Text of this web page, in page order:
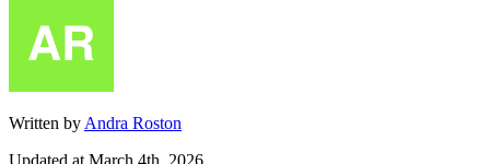
Written by Andra Roston
Updated at March 4th, 2026